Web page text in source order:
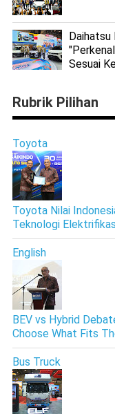
Daihatsu
Sesuai
Rubrik Pilihan
Toyota
Toyota Nilai
Teknologi
English
BEV vs Hybrid
Choose What Fits
Bus Truck